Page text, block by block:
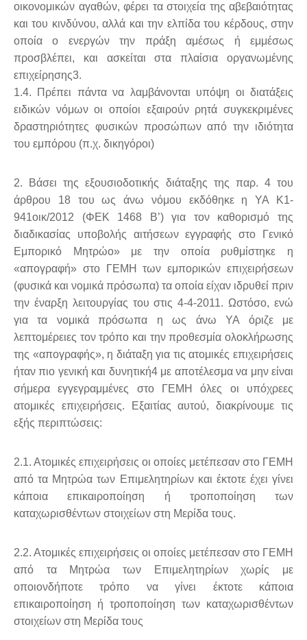
οικονομικών αγαθών, φέρει τα στοιχεία της αβεβαιότητας
και του κινδύνου, αλλά και την ελπίδα του κέρδους, στην
οποία ο ενεργών την πράξη αμέσως ή εμμέσως
προσβλέπει, και ασκείται στα πλαίσια οργανωμένης
επιχείρησης3.
1.4. Πρέπει πάντα να λαμβάνονται υπόψη οι διατάξεις
ειδικών νόμων οι οποίοι εξαιρούν ρητά συγκεκριμένες
δραστηριότητες φυσικών προσώπων από την ιδιότητα
του εμπόρου (π.χ. δικηγόροι)
2. Βάσει της εξουσιοδοτικής διάταξης της παρ. 4 του
άρθρου 18 του ως άνω νόμου εκδόθηκε η ΥΑ Κ1-
941οικ/2012 (ΦΕΚ 1468 Β’) για τον καθορισμό της
διαδικασίας υποβολής αιτήσεων εγγραφής στο Γενικό
Εμπορικό Μητρώο» με την οποία ρυθμίστηκε η
«απογραφή» στο ΓΕΜΗ των εμπορικών επιχειρήσεων
(φυσικά και νομικά πρόσωπα) τα οποία είχαν ιδρυθεί πριν
την έναρξη λειτουργίας του στις 4-4-2011. Ωστόσο, ενώ
για τα νομικά πρόσωπα η ως άνω ΥΑ όριζε με
λεπτομέρειες τον τρόπο και την προθεσμία ολοκλήρωσης
της «απογραφής», η διάταξη για τις ατομικές επιχειρήσεις
ήταν πιο γενική και δυνητική4 με αποτέλεσμα να μην είναι
σήμερα εγγεγραμμένες στο ΓΕΜΗ όλες οι υπόχρεες
ατομικές επιχειρήσεις. Εξαιτίας αυτού, διακρίνουμε τις
εξής περιπτώσεις:
2.1. Ατομικές επιχειρήσεις οι οποίες μετέπεσαν στο ΓΕΜΗ
από τα Μητρώα των Επιμελητηρίων και έκτοτε έχει γίνει
κάποια επικαιροποίηση ή τροποποίηση των
καταχωρισθέντων στοιχείων στη Μερίδα τους.
2.2. Ατομικές επιχειρήσεις οι οποίες μετέπεσαν στο ΓΕΜΗ
από τα Μητρώα των Επιμελητηρίων χωρίς με
οποιονδήποτε τρόπο να γίνει έκτοτε κάποια
επικαιροποίηση ή τροποποίηση των καταχωρισθέντων
στοιχείων στη Μερίδα τους